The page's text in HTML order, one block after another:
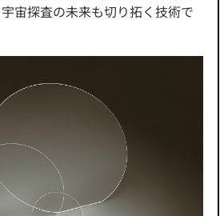
宙探査の未来も切り拓く技術で